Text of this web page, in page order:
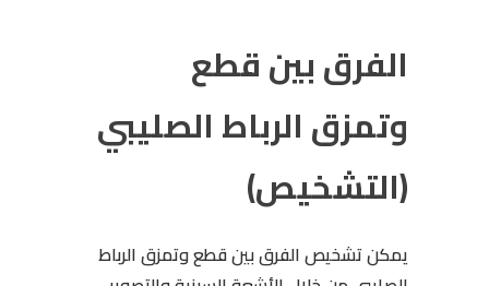
الفرق بين قطع
وتمزق الرباط الصليبي
(التشخيص)
يمكن تشخيص الفرق بين قطع وتمزق الرباط